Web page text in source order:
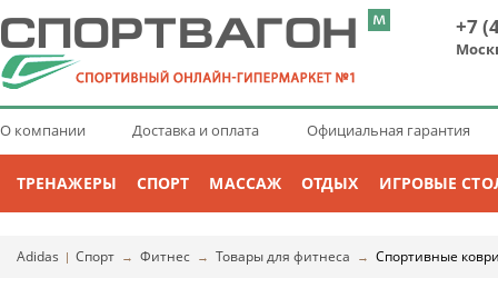
+7
О компании Доставка и оплата Официальная гарантия
ТРЕНАЖЕРЫ СПОРТ МАССАЖ ОТДЫХ ИГРОВЫЕ
Adidas | Спорт → Фитнес → Товары для фитнеса → Спортивные